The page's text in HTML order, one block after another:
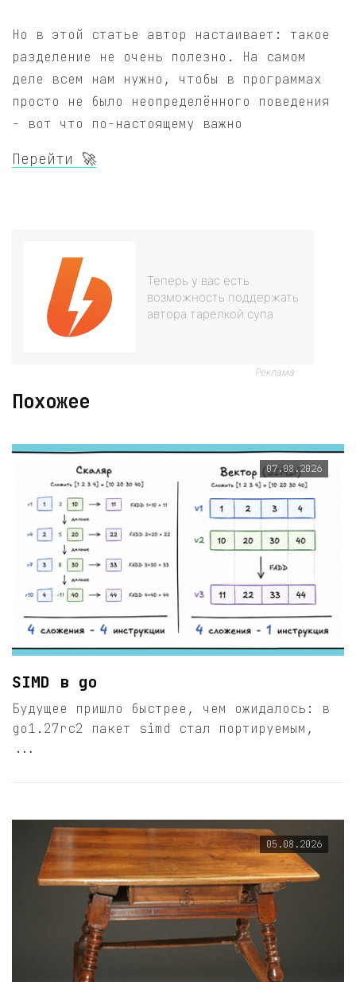
Но в этой статье автор настаивает: такое
разделение не очень полезно. На самом
деле всем нам нужно, чтобы в программах
просто не было неопределённого поведения
- вот что по-настоящему важно
Перейти 🚀
Теперь у вас есть
возможность поддержать
автора тарелкой супа
Реклама
Похожее
07.08.2026
SIMD в go
Будущее пришло быстрее, чем ожидалось: в
go1.27rc2 пакет simd стал портируемым,
...
05.08.2026